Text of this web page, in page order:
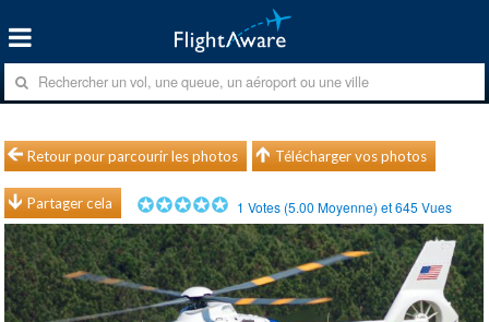
Retour pour parcourir les photos Télécharger vos photos
Partager cela 1 Votes (5.00 Moyenne) et645 Vues